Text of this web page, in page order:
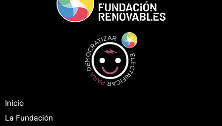
Inicio
La Fundación